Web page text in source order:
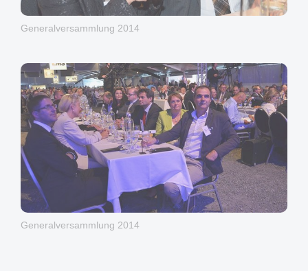
Generalversammlung 2014
Generalversammlung 2014